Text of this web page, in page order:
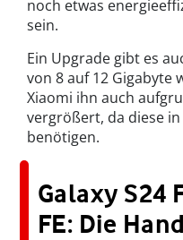
noch etwas
sein.
Ein Upgrade gibt es
von 8 auf 12 Gigabyte
Xiaomi ihn auch
vergrößert, da diese in
benötigen.
Galaxy S24
FE: Die